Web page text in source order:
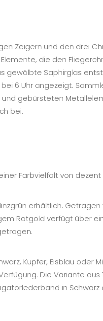
Zeigern und den drei
die den
gewölbte Saphirglas
6 Uhr angezeigt.
gebürsteten
bei.
Farbvielfalt von
erhältlich.
Rotgold verfügt über
Kupfer, Eisblau oder
Die Variante
in